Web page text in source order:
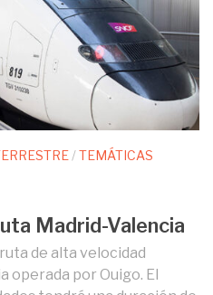
/TEMÁTICAS
Madrid-Valencia
de alta velocidad
operada por Ouigo. El